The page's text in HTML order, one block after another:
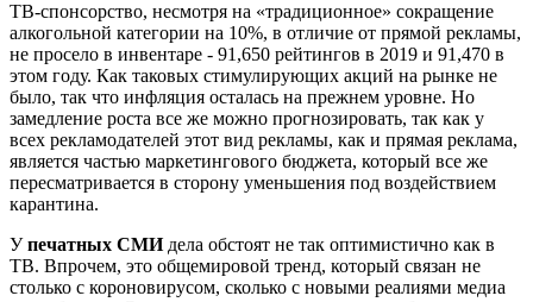
ТВ-спонсорство, несмотря на «традиционное» сокращение
алкогольной категории на 10%, в отличие от прямой рекламы,
не просело в инвентаре - 91,650 рейтингов в 2019 и 91,470 в
этом году. Как таковых стимулирующих акций на рынке не
было, так что инфляция осталась на прежнем уровне. Но
замедление роста все же можно прогнозировать, так как у
всех рекламодателей этот вид рекламы, как и прямая реклама,
является частью маркетингового бюджета, который все же
пересматривается в сторону уменьшения под воздействием
карантина.
Упечатных СМИдела обстоят не так оптимистично как в
ТВ. Впрочем, это общемировой тренд, который связан не
столько с короновирусом, сколько с новыми реалиями медиа